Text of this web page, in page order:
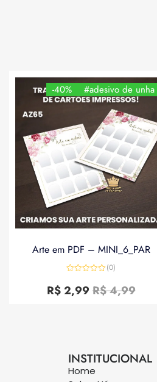
-40% #adesivo de unha
Arte em PDF – MINI_6_PAR
0
de
(0)
R$4,99
R$2,99
INSTITUCIONAL
Home